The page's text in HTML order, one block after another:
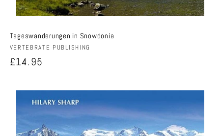
Tageswanderungen in Snowdonia
Anbieter:
VERTEBRATE PUBLISHING
Normaler
£14.95